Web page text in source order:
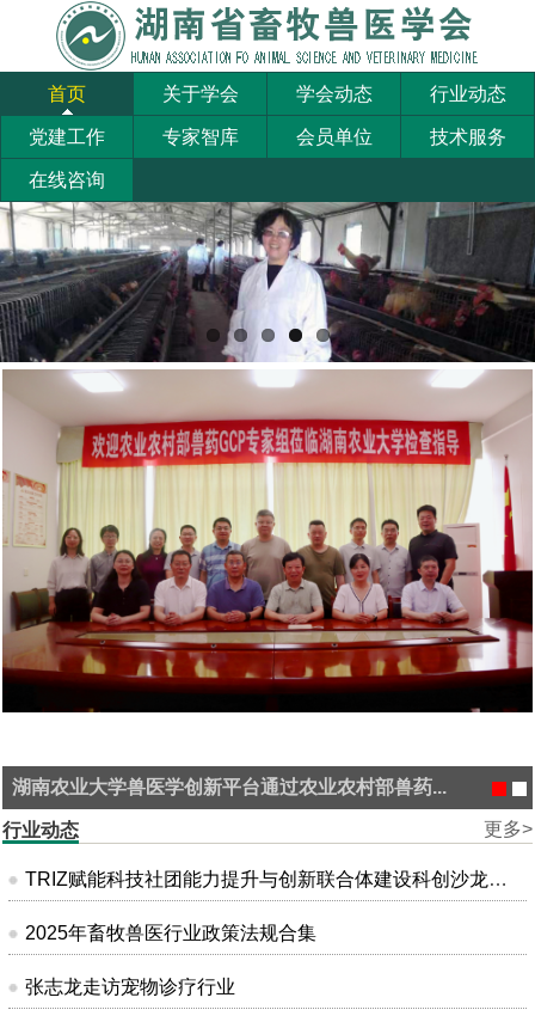
首页 关于学会 学会动态 行业动态
党建工作 专家智库 会员单位 技术服务
在线咨询
湖南农业大学兽医学创新平台通过农业农村部兽药...
更多>
行业动态
TRIZ赋能科技社团能力提升与创新联合体建设科创沙龙在昆明成功举办
2025年畜牧兽医行业政策法规合集
张志龙走访宠物诊疗行业